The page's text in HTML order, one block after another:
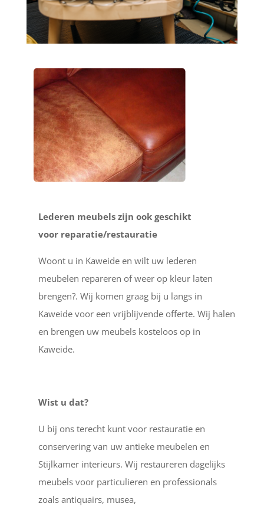
Lederen meubels zijn ook geschikt
voor reparatie/restauratie
Woont u in Kaweide en wilt uw lederen
meubelen repareren of weer op kleur laten
brengen?. Wij komen graag bij u langs in
Kaweide voor een vrijblijvende offerte. Wij halen
en brengen uw meubels kosteloos op in
Kaweide.
Wist u dat?
U bij ons terecht kunt voor restauratie en
conservering van uw antieke meubelen en
Stijlkamer interieurs. Wij restaureren dagelijks
meubels voor particulieren en professionals
zoals antiquairs, musea,